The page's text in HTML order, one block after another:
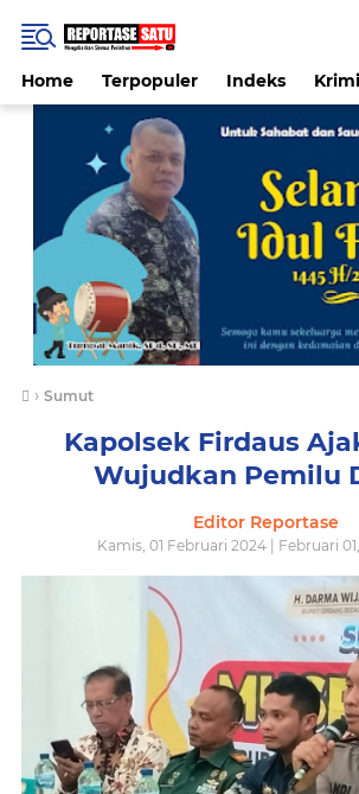
Home Terpopuler Indeks
› Sumut
Kapolsek Firdaus
Wujudkan Pemilu
Editor Reportase
Kamis, 01 Februari 2024 | Februari